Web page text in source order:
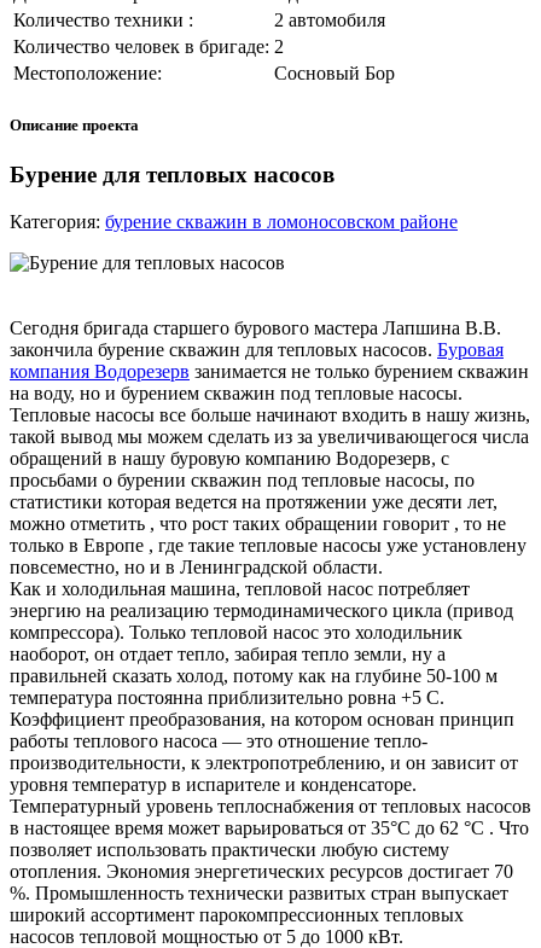
Количество техники :
2 автомобиля
Количество человек в бригаде: 2
Местоположение:
Сосновый Бор
Описание проекта
Бурение для тепловых насосов
Категория: бурение скважин в ломоносовском районе
Сегодня бригада старшего бурового мастера Лапшина В.В.
закончила бурение скважин для тепловых насосов. Буровая
компания Водорезерв занимается не только бурением скважин
на воду, но и бурением скважин под тепловые насосы.
Тепловые насосы все больше начинают входить в нашу жизнь,
такой вывод мы можем сделать из за увеличивающегося числа
обращений в нашу буровую компанию Водорезерв, с
просьбами о бурении скважин под тепловые насосы, по
статистики которая ведется на протяжении уже десяти лет,
можно отметить , что рост таких обращении говорит , то не
только в Европе , где такие тепловые насосы уже установлену
повсеместно, но и в Ленинградской области.
Как и холодильная машина, тепловой насос потребляет
энергию на реализацию термодинамического цикла (привод
компрессора). Только тепловой насос это холодильник
наоборот, он отдает тепло, забирая тепло земли, ну а
правильней сказать холод, потому как на глубине 50-100 м
температура постоянна приблизительно ровна +5 С.
Коэффициент преобразования, на котором основан принцип
работы теплового насоса — это отношение тепло-
производительности, к электропотреблению, и он зависит от
уровня температур в испарителе и конденсаторе.
Температурный уровень теплоснабжения от тепловых насосов
в настоящее время может варьироваться от 35°C до 62 °C . Что
позволяет использовать практически любую систему
отопления. Экономия энергетических ресурсов достигает 70
%. Промышленность технически развитых стран выпускает
широкий ассортимент парокомпрессионных тепловых
насосов тепловой мощностью от 5 до 1000 кВт.